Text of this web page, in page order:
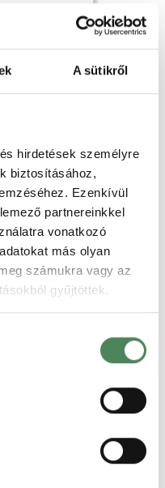
A sütikről
hirdetések személyre
biztosításához,
Ezenkívül
partnereinkkel
vonatkozó
más olyan
számukra vagy az
gyűjtöttek.
2024.
–
Korm.
mely a
23:00